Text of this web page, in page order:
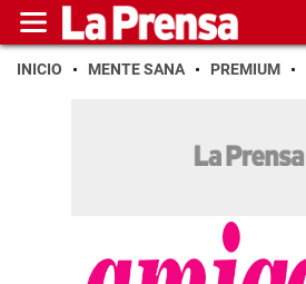
INICIO MENTE SANA PREMIUM